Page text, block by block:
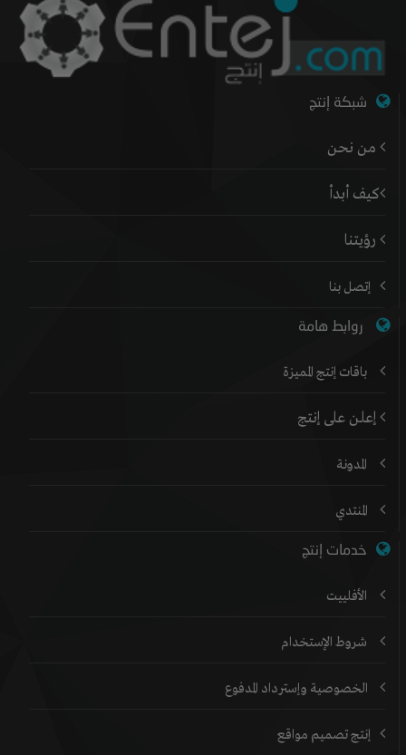
شبكة إنتج
من نحن
كيف أبدأ
رؤيتنا
إتصل بنا
روابط هامة
باقات إنتج المميزة
إعلن على إنتج
المدونة
المنتدي
خدمات إنتج
الأفلييت
شروط الإستخدام
الخصوصية وإسترداد المدفوع
إنتج تصميم مواقع